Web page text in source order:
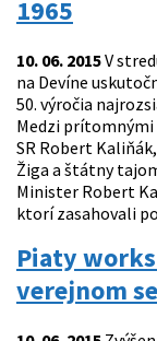
1965
10. 06. 2015V
na Devíne
50. výročia
Medzi prítomnými
SR Robert
Žiga a štátny
Minister Robert
ktorí zasahovali
Piaty
verejnom